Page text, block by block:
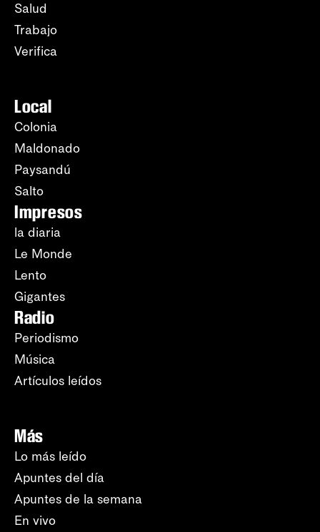
Salud
Trabajo
Verifica
Local
Colonia
Maldonado
Paysandú
Salto
Impresos
la diaria
Le Monde
Lento
Gigantes
Radio
Periodismo
Música
Artículos leídos
Más
Lo más leído
Apuntes del día
Apuntes de la semana
En vivo